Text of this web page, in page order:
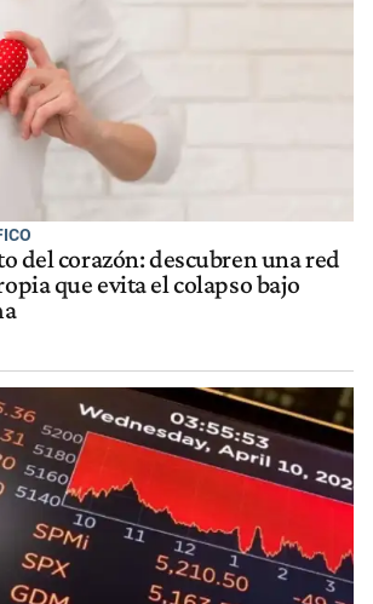
del corazón: descubren una red
que evita el colapso bajo